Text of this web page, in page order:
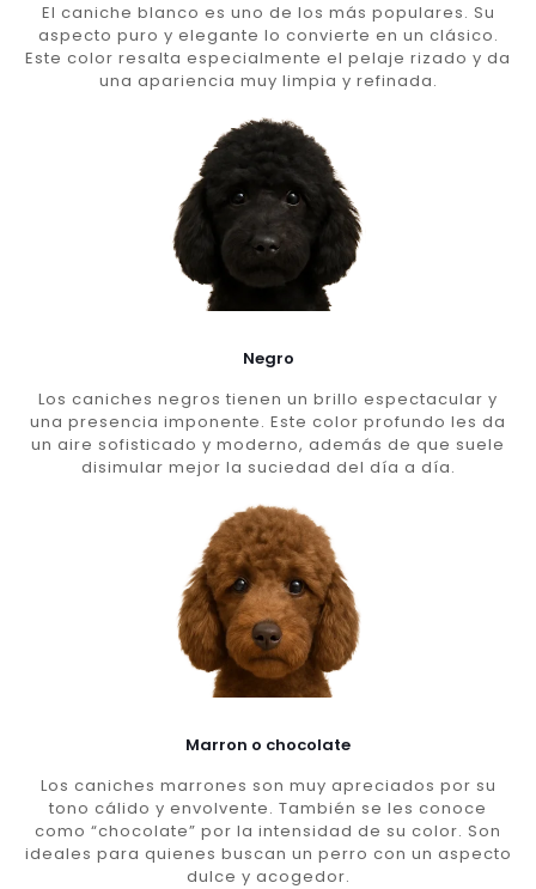
El caniche blanco es uno de los más populares. Su
aspecto puro y elegante lo convierte en un clásico.
Este color resalta especialmente el pelaje rizado y da
una apariencia muy limpia y refinada.
Negro
Los caniches negros tienen un brillo espectacular y
una presencia imponente. Este color profundo les da
un aire sofisticado y moderno, además de que suele
disimular mejor la suciedad del día a día.
Marron o chocolate
Los caniches marrones son muy apreciados por su
tono cálido y envolvente. También se les conoce
como “chocolate” por la intensidad de su color. Son
ideales para quienes buscan un perro con un aspecto
dulce y acogedor.